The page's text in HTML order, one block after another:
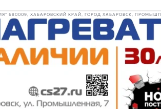
680009, ХАБАРОВСКИЙ КРАЙ, ГОРОД ХАБАРОВСК,